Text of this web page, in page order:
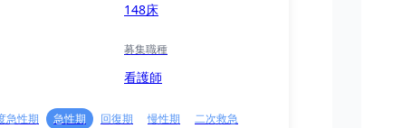
148床
募集職種
看護師
急性期 急性期 回復期 慢性期
二次救急